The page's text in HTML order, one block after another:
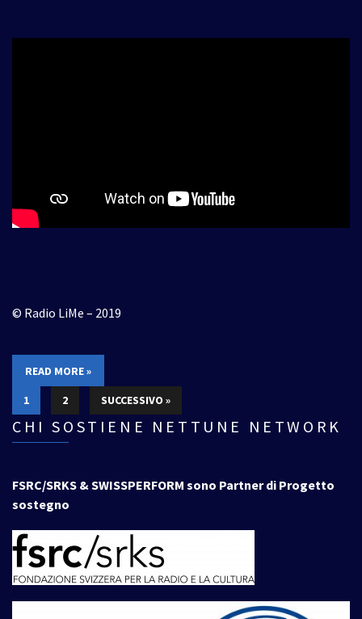
© Radio LiMe – 2019
READ MORE »
1
2 SUCCESSIVO »
CHI SOSTIENE NETTUNE NETWORK
FSRC/SRKS & SWISSPERFORM sono Partner di Progetto
sostegno